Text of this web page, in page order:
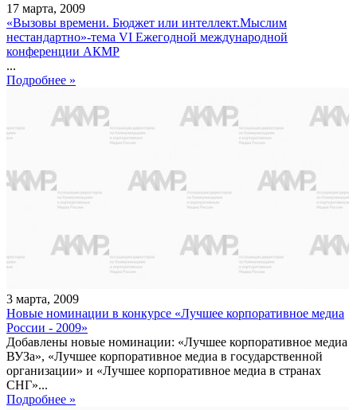
17 марта, 2009
«Вызовы времени. Бюджет или интеллект.Мыслим
нестандартно»-тема VI Ежегодной международной
конференции АКМР
...
Подробнее »
3 марта, 2009
Новые номинации в конкурсе «Лучшее корпоративное медиа
России - 2009»
Добавлены новые номинации: «Лучшее корпоративное медиа
ВУЗа», «Лучшее корпоративное медиа в государственной
организации» и «Лучшее корпоративное медиа в странах
СНГ»...
Подробнее »